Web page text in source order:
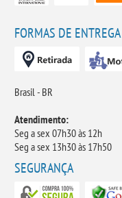
FORMAS DE ENTREGA
Brasil - BR
Atendimento:
Seg a sex 07h30 às 12h
Seg a sex 13h30 às 17h50
SEGURANÇA